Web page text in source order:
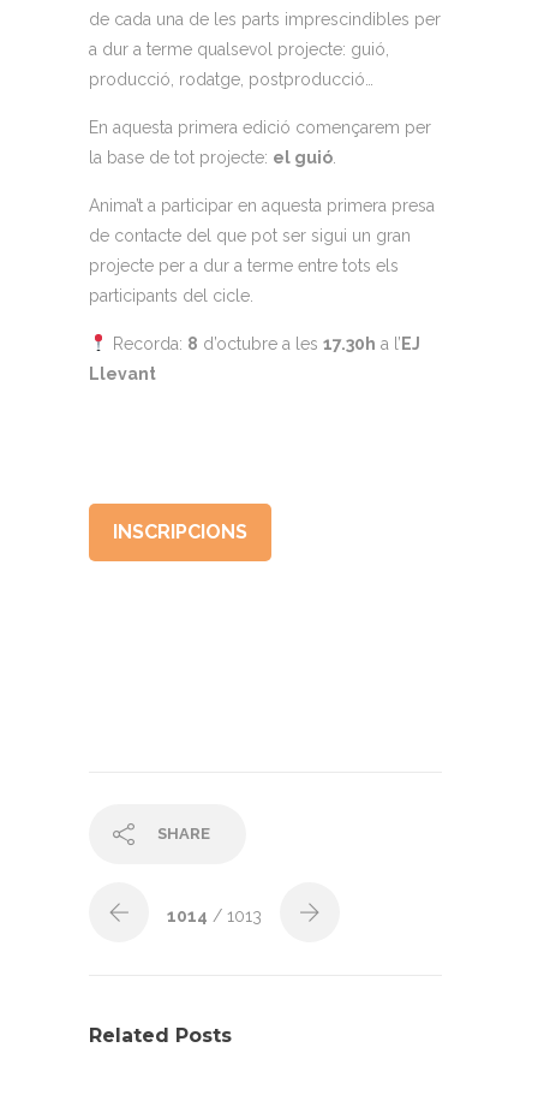
de cada una de les parts imprescindibles per
a dur a terme qualsevol projecte: guió,
producció, rodatge, postproducció…
En aquesta primera edició començarem per
la base de tot projecte: el guió
Anima’t a participar en aquesta primera presa
de contacte del que pot ser sigui un gran
projecte per a dur a terme entre tots els
participants del cicle.
Recorda: 8 d’octubre a les 17.30h a l’ EJ
Llevant
INSCRIPCIONS
SHARE
1014 / 1013
Related Posts